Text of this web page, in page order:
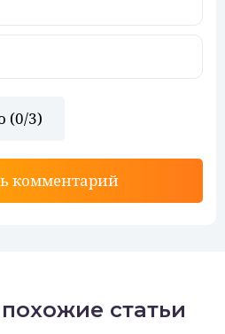
(0/3)
комментарий
статьи